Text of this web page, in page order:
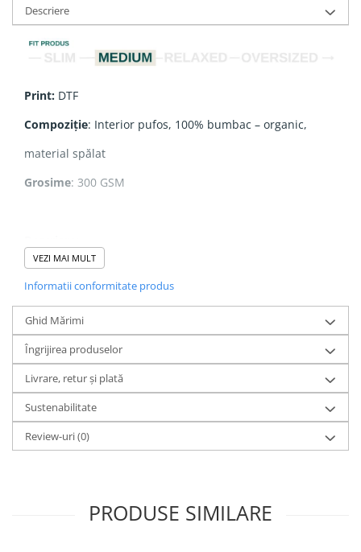
Descriere
Print: DTF
Compoziție: Interior pufos, 100% bumbac – organic,
material spălat
Grosime: 300 GSM
- Cropp fit
- Mâneci montate
- Umeri căzuți
- Glugă dublă din același material
- Șnur plat în culoare asortată cu corpul
- Orificiu brodat
VEZI MAI MULT
Informatii conformitate produs
Ghid Mărimi
Îngrijirea produselor
Livrare, retur și plată
Sustenabilitate
Review-uri(0)
PRODUSE SIMILARE